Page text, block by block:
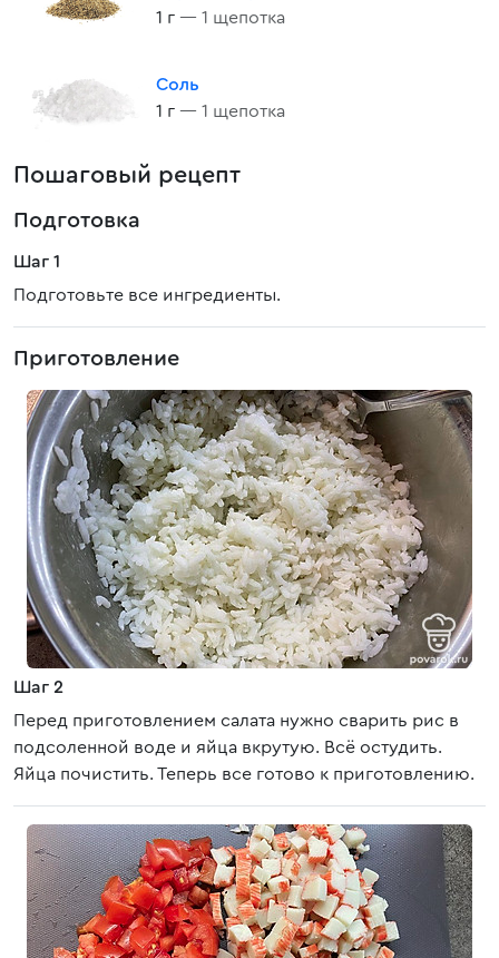
1 г — 1 щепотка
Соль
1 г — 1 щепотка
Пошаговый рецепт
Подготовка
Шаг 1
Подготовьте все ингредиенты.
Приготовление
Шаг 2
Перед приготовлением салата нужно сварить рис в
подсоленной воде и яйца вкрутую. Всё остудить.
Яйца почистить. Теперь все готово к приготовлению.